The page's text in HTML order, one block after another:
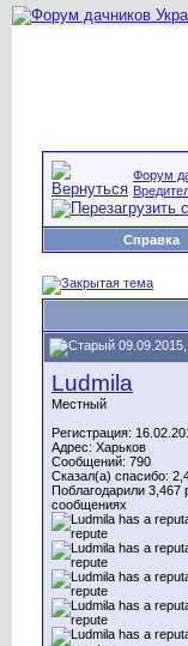
Форум
Справка
09.09.2015,
Ludmila
Местный
Регистрация:
Адрес: Харьков
Сообщений: 790
Сказал(а) спасибо:
Поблагодарили 3,467
сообщениях